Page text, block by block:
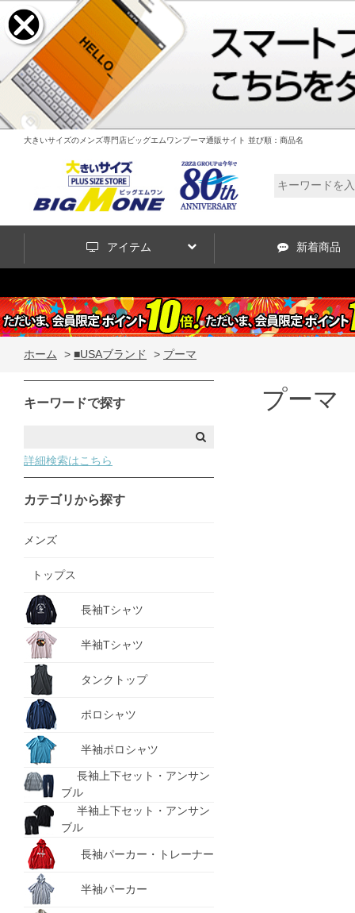
大きいサイズのメンズ専門店ビッグエムワンプーマ通販サイト 並び順：商品名
アイテム 新着商品
ホーム > ■USAブランド > プーマ
キーワードで探す
詳細検索はこちら
カテゴリから探す
メンズ
トップス
長袖Tシャツ
半袖Tシャツ
タンクトップ
ポロシャツ
半袖ポロシャツ
長袖上下セット・アンサン
ブル
半袖上下セット・アンサン
ブル
長袖パーカー・トレーナー
半袖パーカー
プーマ